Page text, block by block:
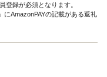
登録が必須となります。
にAmazonPAYの記載がある返礼